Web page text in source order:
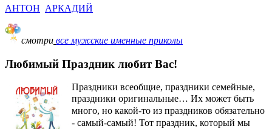
АНТОН АРКАДИЙ
смотри все мужские именные приколы
Любимый Праздник любит Вас!
Праздники всеобщие, праздники семейные,
праздники оригинальные… Их может быть
много, но какой-то из праздников обязательно
- самый-самый! Тот праздник, который мы